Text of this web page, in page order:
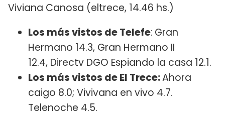
Viviana Canosa (eltrece, 14.46 hs.)
Los más vistos de Telefe: Gran
Hermano 14.3, Gran Hermano II
12.4, Directv DGO Espiando la casa 12.1.
Los más vistos de El Trece:Ahora
caigo 8.0; Vivivana en vivo 4.7.
Telenoche 4.5.